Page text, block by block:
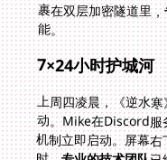
裹在双层加密隧道里，
能。
7×24小时护城河
上周四凌晨，《逆水
动。Mike在Discord服
机制立即启动。屏幕